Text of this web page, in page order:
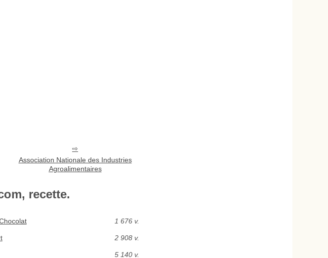
Association Nationale des Industries
Agroalimentaires
recette.
1 676 v.
2 908 v.
5 140 v.